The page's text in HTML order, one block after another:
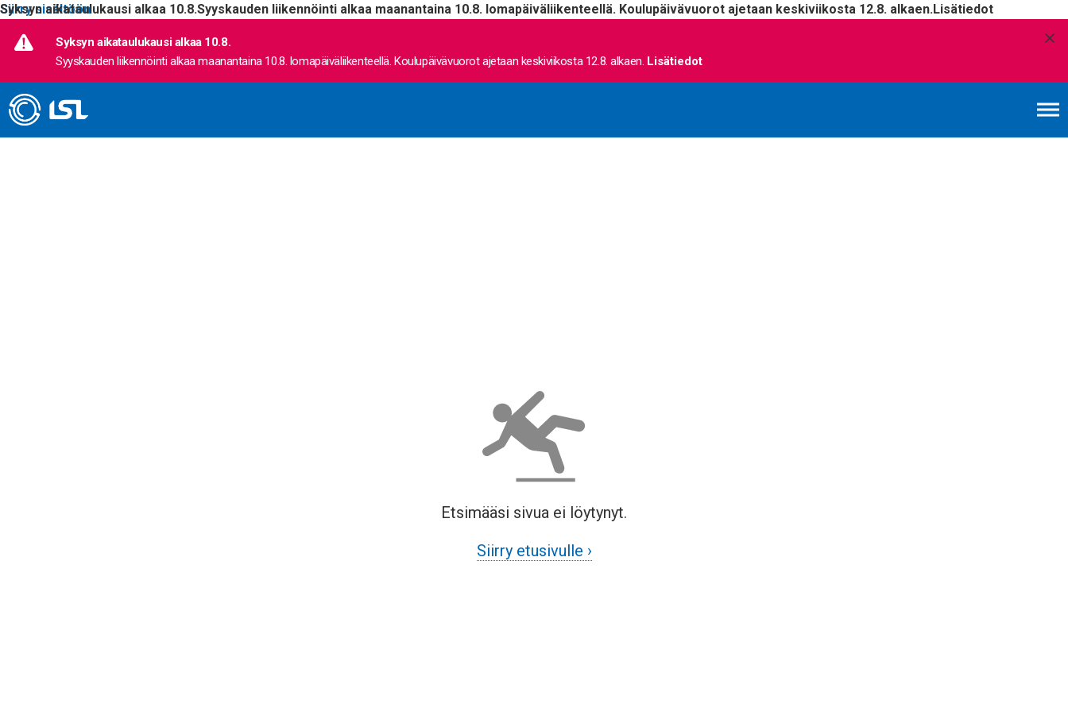
Siirry sisältöön
Syksyn aikataulukausi alkaa 10.8.Syyskauden liikennöinti alkaa maanantaina 10.8. lomapäiväliikenteellä. Koulupäivävuorot ajetaan keskiviikosta 12.8. alkaen.Lisätiedot
Syksyn aikataulukausi alkaa 10.8.
Syyskauden liikennöinti alkaa maanantaina 10.8. lomapäiväliikenteellä. Koulupäivävuorot ajetaan keskiviikosta 12.8. alkaen. Lisätiedot
Etsimääsi sivua ei löytynyt.
Siirry etusivulle ›